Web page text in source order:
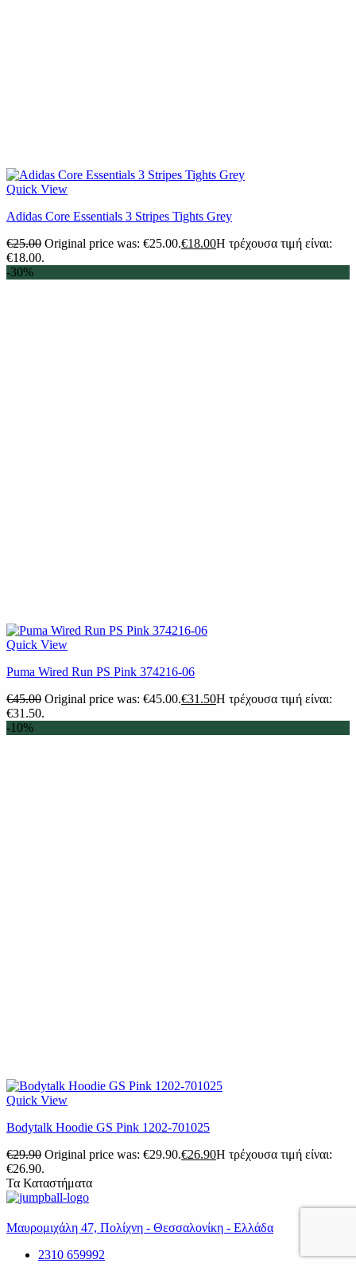
Quick View
Adidas Core Essentials 3 Stripes Tights Grey
€25.00 Original price was: €25.00.€18.00Η τρέχουσα τιμή είναι:
€18.00.
-30%
Quick View
Puma Wired Run PS Pink 374216-06
€45.00 Original price was: €45.00.€31.50Η τρέχουσα τιμή είναι:
€31.50.
-10%
Quick View
Bodytalk Hoodie GS Pink 1202-701025
€29.90 Original price was: €29.90.€26.90Η τρέχουσα τιμή είναι:
€26.90.
Τα Καταστήματα
Μαυρομιχάλη 47, Πολίχνη - Θεσσαλονίκη - Ελλάδα
2310 659992